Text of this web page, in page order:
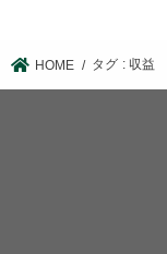
HOME タグ : 収益